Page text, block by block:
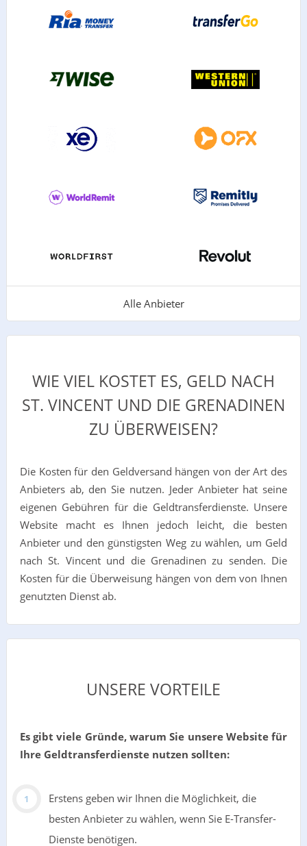
Alle Anbieter
WIE VIEL KOSTET ES, GELD NACH
ST. VINCENT UND DIE GRENADINEN
ZU ÜBERWEISEN?
Die Kosten für den Geldversand hängen von der Art des
Anbieters ab, den Sie nutzen. Jeder Anbieter hat seine
eigenen Gebühren für die Geldtransferdienste. Unsere
Website macht es Ihnen jedoch leicht, die besten
Anbieter und den günstigsten Weg zu wählen, um Geld
nach St. Vincent und die Grenadinen zu senden. Die
Kosten für die Überweisung hängen von dem von Ihnen
genutzten Dienst ab.
UNSERE VORTEILE
Es gibt viele Gründe, warum Sie unsere Website für
Ihre Geldtransferdienste nutzen sollten:
Erstens geben wir Ihnen die Möglichkeit, die
besten Anbieter zu wählen, wenn Sie E-Transfer-
Dienste benötigen.